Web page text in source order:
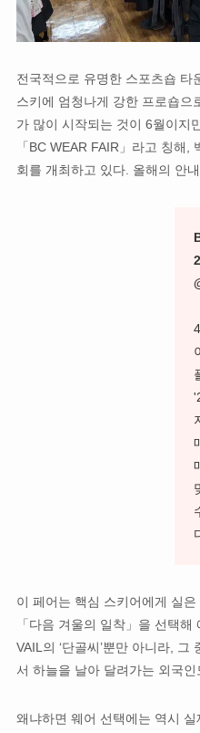
전국적으로 유명한 스포츠숍 타
스키에 엄청나게 강한 프로숍으
가 많이 시작되는 것이 6월이지
「BC WEAR FAIR」라고 칭해
회를 개최하고 있다. 올해의 안
이 페어는 핵심 스키어에게 실
「다음 겨울의 일착」을 선택
VAIL의 ‘단골씨’뿐만 아니라,
서 하늘을 날아 달려가는 외국인
왜냐하면 웨어 선택에는 역시